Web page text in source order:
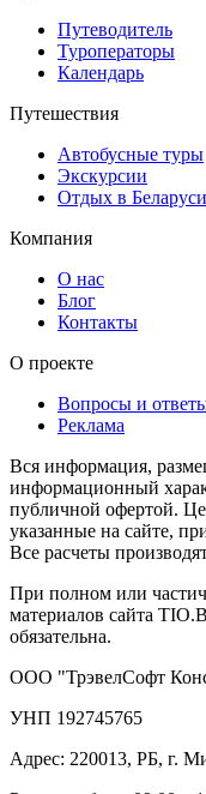
Путеводитель
Туроператоры
Календарь
Путешествия
Автобусные туры
Экскурсии
Отдых в Беларуси
Компания
О нас
Блог
Контакты
О проекте
Вопросы и
Реклама
Вся информация,
информационный
публичной офертой.
указанные на сайте,
Все расчеты
При полном или
материалов сайта
обязательна.
ООО "ТрэвелСофт
УНП 192745765
Адрес: 220013, РБ, г.